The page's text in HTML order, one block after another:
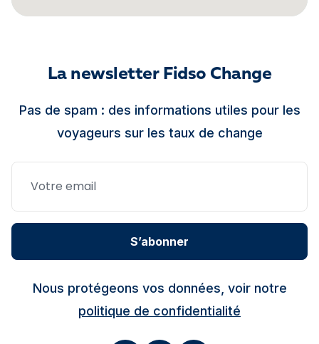
La newsletter Fidso Change
Pas de spam : des informations utiles pour les
voyageurs sur les taux de change
S’abonner
Nous protégeons vos données, voir notre
politique de confidentialité